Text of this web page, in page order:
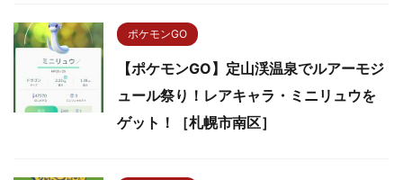
ポケモンGO
【ポケモンGO】定山渓温泉でルアーモジ
ュール祭り！レアキャラ・ミニリュウを
ゲット！［札幌市南区］